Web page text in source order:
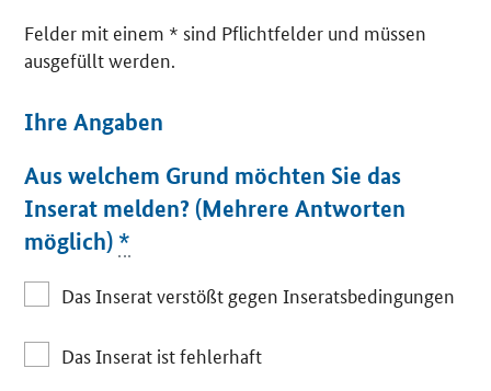
Felder mit einem * sind Pflichtfelder und müssen
ausgefüllt werden.
Ihre Angaben
Aus welchem Grund möchten Sie das
Inserat melden? (Mehrere Antworten
möglich) *
Das Inserat verstößt gegen Inseratsbedingungen
Das Inserat ist fehlerhaft